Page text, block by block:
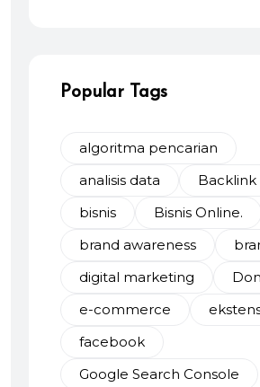
Popular Tags
algoritma pencarian
analisis data
Backlink
bisnis
Bisnis Online.
brand awareness
digital marketing
e-commerce
facebook
Google Search Console